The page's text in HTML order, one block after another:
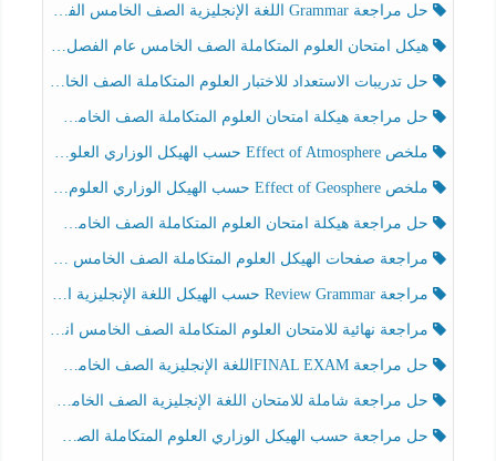
حل مراجعة Grammar اللغة الإنجليزية الصف الخامس الفصل الثالث
هيكل امتحان العلوم المتكاملة الصف الخامس عام الفصل الدراسي الثالث 2025-2026
حل تدريبات الاستعداد للاختبار العلوم المتكاملة الصف الخامس عام الفصل الثالث
حل مراجعة هيكلة امتحان العلوم المتكاملة الصف الخامس انسبير الفصل الثالث
ملخص Effect of Atmosphere حسب الهيكل الوزاري العلوم المتكاملة الصف الخامس انسبير الفصل الثالث
ملخص Effect of Geosphere حسب الهيكل الوزاري العلوم المتكاملة الصف الخامس انسبير الفصل الثالث
حل مراجعة هيكلة امتحان العلوم المتكاملة الصف الخامس عام الفصل الثالث
مراجعة صفحات الهيكل العلوم المتكاملة الصف الخامس انسبير الفصل الثالث
مراجعة Review Grammar حسب الهيكل اللغة الإنجليزية الصف الخامس الفصل الثالث
مراجعة نهائية للامتحان العلوم المتكاملة الصف الخامس انسبير الفصل الثالث
حل مراجعة FINAL EXAMاللغة الإنجليزية الصف الخامس الفصل الثالث
حل مراجعة شاملة للامتحان اللغة الإنجليزية الصف الخامس الفصل الثالث
حل مراجعة حسب الهيكل الوزاري العلوم المتكاملة الصف الخامس عام الفصل الثالث